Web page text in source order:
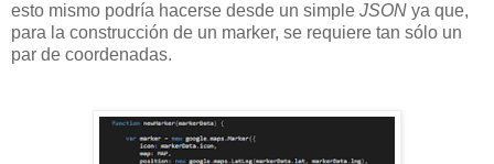
esto mismo podría hacerse desde un simple JSON ya que,
para la construcción de un marker, se requiere tan sólo un
par de coordenadas.